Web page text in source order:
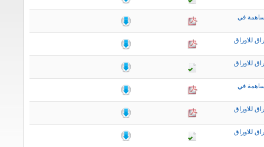
في
للاوراق
للاوراق
في
للاوراق
للاوراق